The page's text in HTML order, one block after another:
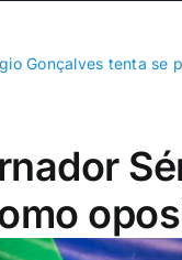
Gonçalves tenta se